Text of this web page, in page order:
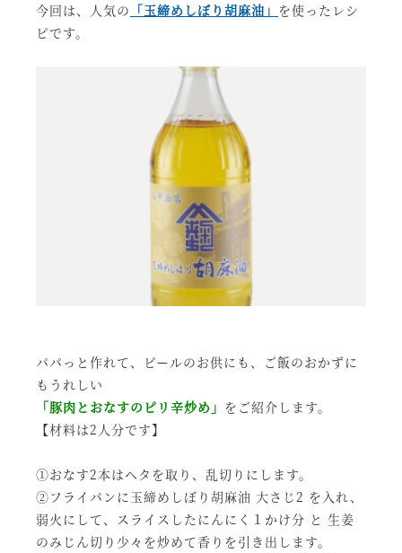
今回は、人気の 「玉締めしぼり胡麻油」 を使ったレシ
ピです。
パパっと作れて、ビールのお供にも、ご飯のおかずに
もうれしい
「豚肉とおなすのピリ辛炒め」 をご紹介します。
【材料は2人分です】
①おなす2本はヘタを取り、乱切りにします。
②フライパンに玉締めしぼり胡麻油 大さじ2 を入れ、
弱火にして、スライスしたにんにく１かけ分 と 生姜
のみじん切り少々を炒めて香りを引き出します。